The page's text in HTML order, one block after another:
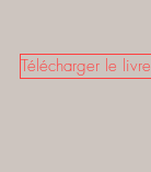
Télécharger le